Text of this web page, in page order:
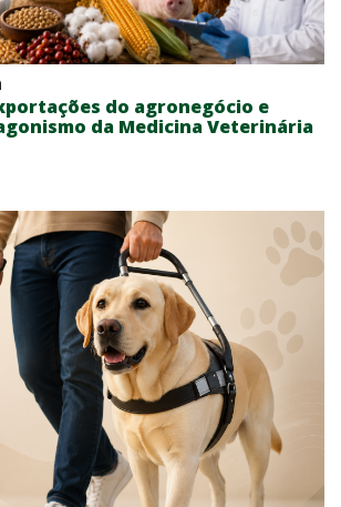
do agronegócio e
da Medicina Veterinária